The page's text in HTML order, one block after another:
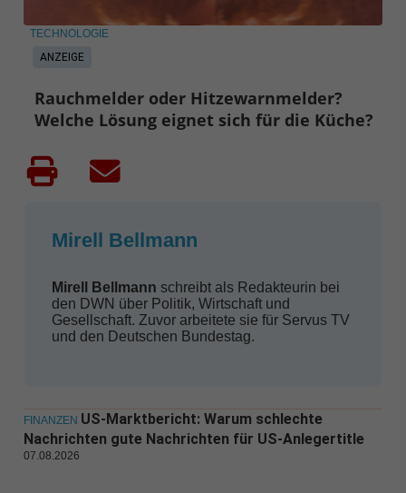
ANZEIGE
TECHNOLOGIE
Rauchmelder oder Hitzewarnmelder?
Welche Lösung eignet sich für die Küche?
Mirell Bellmann
Mirell Bellmann schreibt als Redakteurin bei
den DWN über Politik, Wirtschaft und
Gesellschaft. Zuvor arbeitete sie für Servus TV
und den Deutschen Bundestag.
FINANZEN US-Marktbericht: Warum schlechte
Nachrichten gute Nachrichten für US-Anlegertitle
07.08.2026